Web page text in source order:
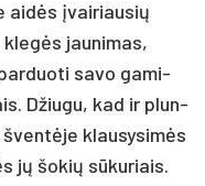
aidės įvai­riau­sių
jau­ni­mas,
sa­vo ga­mi­
Džiu­gu, kad ir plun­
klau­sy­simės
jų šo­kių sūku­riais.